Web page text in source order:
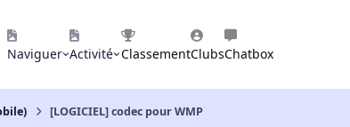
Naviguer Activité ClassementClubsChatbox
[LOGICIEL] codec pour WMP